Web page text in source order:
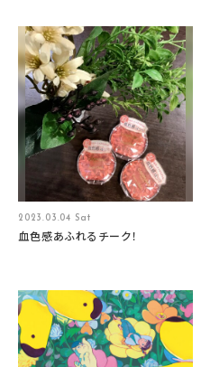
2023.03.04 Sat
血色感あふれるチーク！